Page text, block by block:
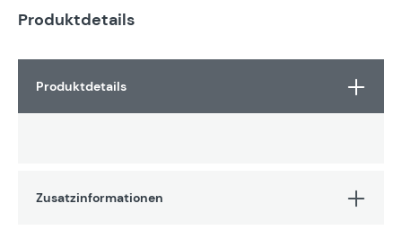
Produktdetails
Produktdetails
Zusatzinformationen